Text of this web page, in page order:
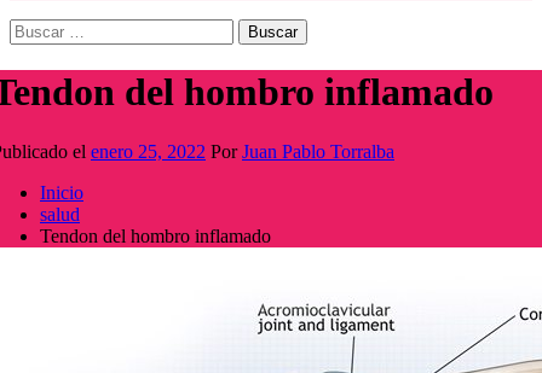
Buscar:
del hombro inflamado
el enero 25, 2022 PorJuan Pablo Torralba
Inicio
salud
Tendon del hombro inflamado